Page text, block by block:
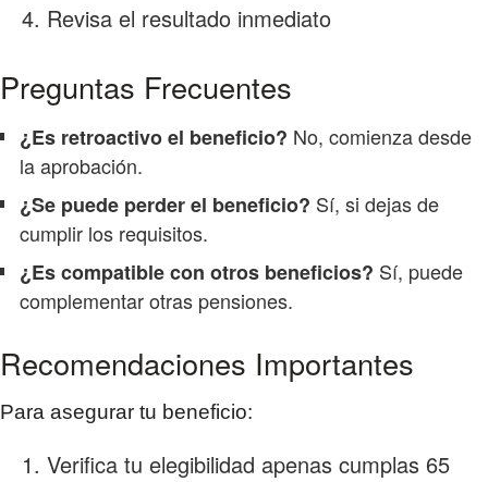
Revisa el resultado inmediato
Preguntas Frecuentes
¿Es retroactivo el beneficio? No, comienza desde
la aprobación.
¿Se puede perder el beneficio? Sí, si dejas de
cumplir los requisitos.
¿Es compatible con otros beneficios? Sí, puede
complementar otras pensiones.
Recomendaciones Importantes
Para asegurar tu beneficio:
Verifica tu elegibilidad apenas cumplas 65